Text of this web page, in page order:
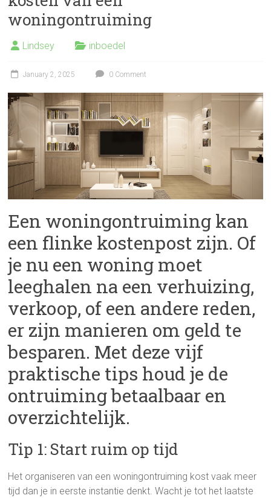
woningontruiming
Lindsey inboedel
January 2, 2025 0 Comment
Een woningontruiming kan
een flinke kostenpost zijn. Of
je nu een woning moet
leeghalen na een verhuizing,
verkoop, of een andere reden,
er zijn manieren om geld te
besparen. Met deze vijf
praktische tips houd je de
ontruiming betaalbaar en
overzichtelijk.
Tip 1: Start ruim op tijd
Het organiseren van een woningontruiming kost vaak meer
tijd dan je in eerste instantie denkt. Wacht je tot het laatste